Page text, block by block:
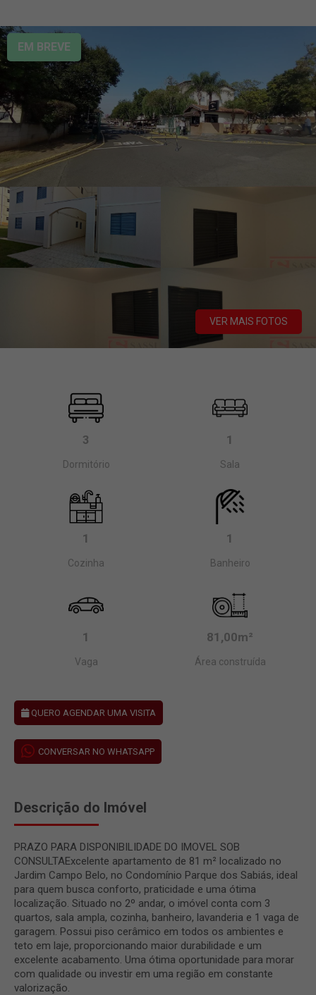
EM BREVE
VER MAIS FOTOS
3
Dormitório
1
Sala
1
Cozinha
1
Banheiro
1
Vaga
81,00m²
Área construída
QUERO AGENDAR UMA VISITA
CONVERSAR NO WHATSAPP
Descrição do Imóvel
PRAZO PARA DISPONIBILIDADE DO IMOVEL SOB
CONSULTAExcelente apartamento de 81 m² localizado no
Jardim Campo Belo, no Condomínio Parque dos Sabiás, ideal
para quem busca conforto, praticidade e uma ótima
localização. Situado no 2º andar, o imóvel conta com 3
quartos, sala ampla, cozinha, banheiro, lavanderia e 1 vaga de
garagem. Possui piso cerâmico em todos os ambientes e
teto em laje, proporcionando maior durabilidade e um
excelente acabamento. Uma ótima oportunidade para morar
com qualidade ou investir em uma região em constante
valorização.